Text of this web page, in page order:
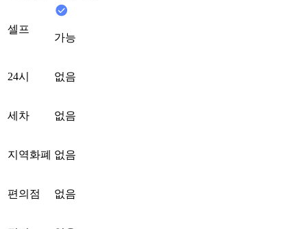
셀프
가능
24시 없음
세차 없음
지역화폐 없음
편의점 없음